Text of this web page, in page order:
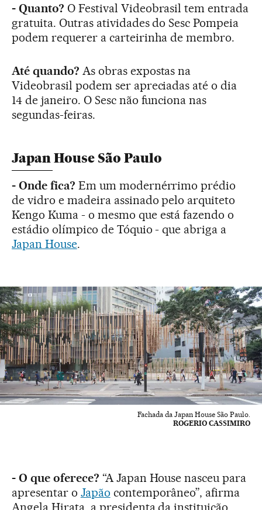
- Quanto? O Festival Videobrasil tem entrada
gratuita. Outras atividades do Sesc Pompeia
podem requerer a carteirinha de membro.
Até quando? As obras expostas na
Videobrasil podem ser apreciadas até o dia
14 de janeiro. O Sesc não funciona nas
segundas-feiras.
Japan House São Paulo
- Onde fica? Em um modernérrimo prédio
de vidro e madeira assinado pelo arquiteto
Kengo Kuma - o mesmo que está fazendo o
estádio olímpico de Tóquio - que abriga a
Japan House.
Fachada da Japan House São Paulo.
ROGERIO CASSIMIRO
- O que oferece? “A Japan House nasceu para
apresentar o Japão contemporâneo”, afirma
Angela Hirata, a presidenta da instituição.